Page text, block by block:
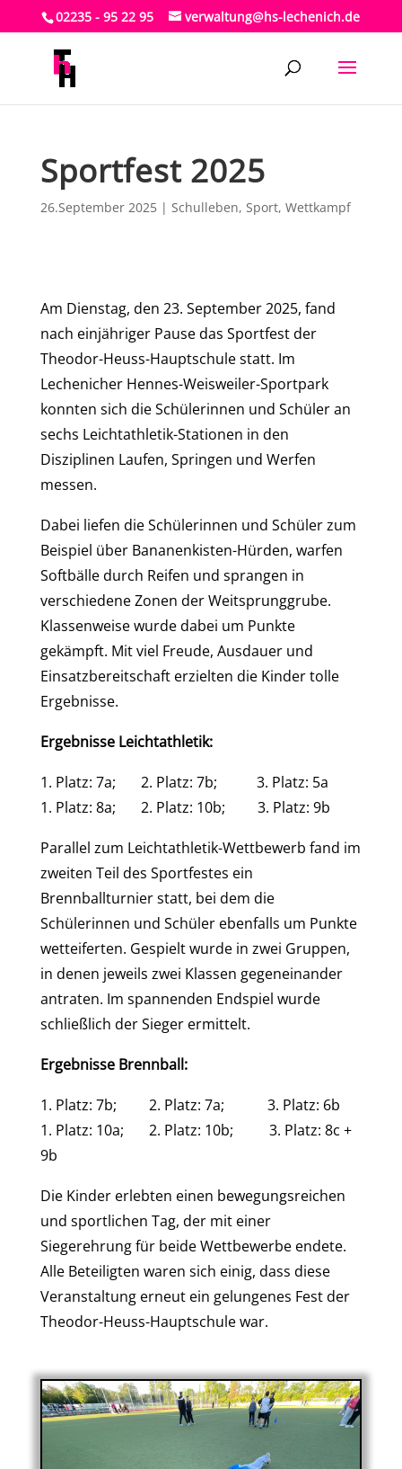
02235 - 95 22 95 verwaltung@hs-lechenich.de
Sportfest 2025
26.September 2025| Schulleben, Sport, Wettkampf
Am Dienstag, den 23. September 2025, fand
nach einjähriger Pause das Sportfest der
Theodor-Heuss-Hauptschule statt. Im
Lechenicher Hennes-Weisweiler-Sportpark
konnten sich die Schülerinnen und Schüler an
sechs Leichtathletik-Stationen in den
Disziplinen Laufen, Springen und Werfen
messen.
Dabei liefen die Schülerinnen und Schüler zum
Beispiel über Bananenkisten-Hürden, warfen
Softbälle durch Reifen und sprangen in
verschiedene Zonen der Weitsprunggrube.
Klassenweise wurde dabei um Punkte
gekämpft. Mit viel Freude, Ausdauer und
Einsatzbereitschaft erzielten die Kinder tolle
Ergebnisse.
Ergebnisse Leichtathletik:
1. Platz: 7a; 2. Platz: 7b; 3. Platz: 5a
1. Platz: 8a; 2. Platz: 10b; 3. Platz: 9b
Parallel zum Leichtathletik-Wettbewerb fand im
zweiten Teil des Sportfestes ein
Brennballturnier statt, bei dem die
Schülerinnen und Schüler ebenfalls um Punkte
wetteiferten. Gespielt wurde in zwei Gruppen,
in denen jeweils zwei Klassen gegeneinander
antraten. Im spannenden Endspiel wurde
schließlich der Sieger ermittelt.
Ergebnisse Brennball:
1. Platz: 7b; 2. Platz: 7a; 3. Platz: 6b
1. Platz: 10a; 2. Platz: 10b; 3. Platz: 8c +
9b
Die Kinder erlebten einen bewegungsreichen
und sportlichen Tag, der mit einer
Siegerehrung für beide Wettbewerbe endete.
Alle Beteiligten waren sich einig, dass diese
Veranstaltung erneut ein gelungenes Fest der
Theodor-Heuss-Hauptschule war.